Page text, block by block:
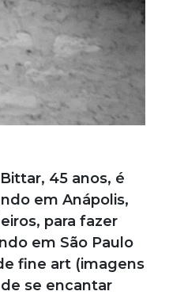
45 anos, é
em Anápolis,
para fazer
em São Paulo
fine art (imagens
se encantar